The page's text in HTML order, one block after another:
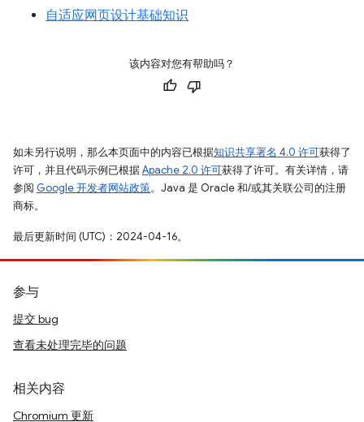
自适应网页设计基础知识
该内容对您有帮助吗？
如未另行说明，那么本页面中的内容已根据知识共享署名 4.0 许可获得了
许可，并且代码示例已根据Apache 2.0 许可获得了许可。有关详情，请
参阅 Google 开发者网站政策。Java 是 Oracle 和/或其关联公司的注册
商标。
最后更新时间 (UTC)：2024-04-16。
参与
提交 bug
查看未处理完毕的问题
相关内容
Chromium 更新